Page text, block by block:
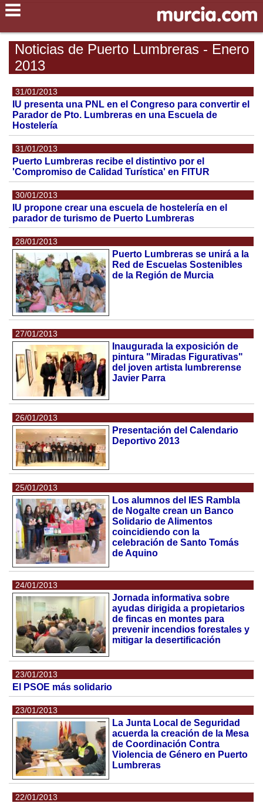
Noticias de Puerto Lumbreras - Enero
2013
31/01/2013
IU presenta una PNL en el Congreso para convertir el
Parador de Pto. Lumbreras en una Escuela de
Hostelería
31/01/2013
Puerto Lumbreras recibe el distintivo por el
'Compromiso de Calidad Turística' en FITUR
30/01/2013
IU propone crear una escuela de hostelería en el
parador de turismo de Puerto Lumbreras
28/01/2013
Puerto Lumbreras se unirá a la
Red de Escuelas Sostenibles
de la Región de Murcia
27/01/2013
Inaugurada la exposición de
pintura "Miradas Figurativas"
del joven artista lumbrerense
Javier Parra
26/01/2013
Presentación del Calendario
Deportivo 2013
25/01/2013
Los alumnos del IES Rambla
de Nogalte crean un Banco
Solidario de Alimentos
coincidiendo con la
celebración de Santo Tomás
de Aquino
24/01/2013
Jornada informativa sobre
ayudas dirigida a propietarios
de fincas en montes para
prevenir incendios forestales y
mitigar la desertificación
23/01/2013
El PSOE más solidario
23/01/2013
La Junta Local de Seguridad
acuerda la creación de la Mesa
de Coordinación Contra
Violencia de Género en Puerto
Lumbreras
22/01/2013